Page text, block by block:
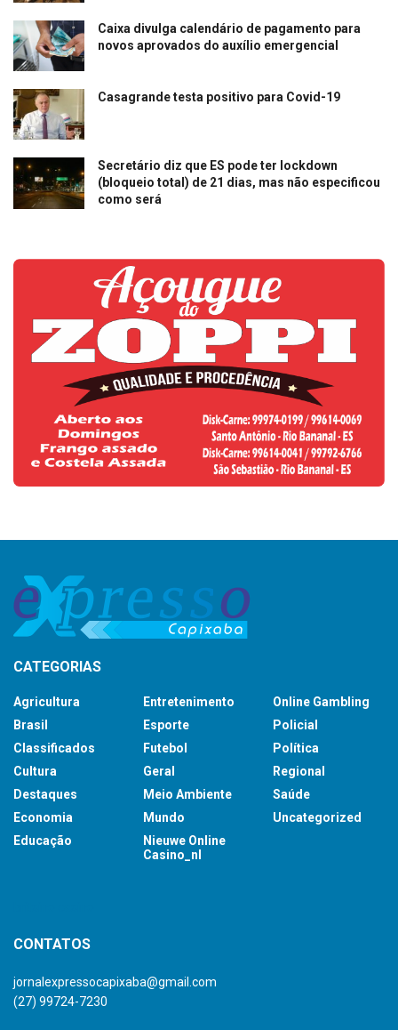
Caixa divulga calendário de pagamento para
novos aprovados do auxílio emergencial
Casagrande testa positivo para Covid-19
Secretário diz que ES pode ter lockdown
(bloqueio total) de 21 dias, mas não especificou
como será
CATEGORIAS
Agricultura
Brasil
Classificados
Cultura
Destaques
Economia
Educação
Entretenimento
Esporte
Futebol
Geral
Meio Ambiente
Mundo
Nieuwe Online
Casino_nl
Online Gambling
Policial
Política
Regional
Saúde
Uncategorized
CONTATOS
jornalexpressocapixaba@gmail.com
(27) 99724-7230